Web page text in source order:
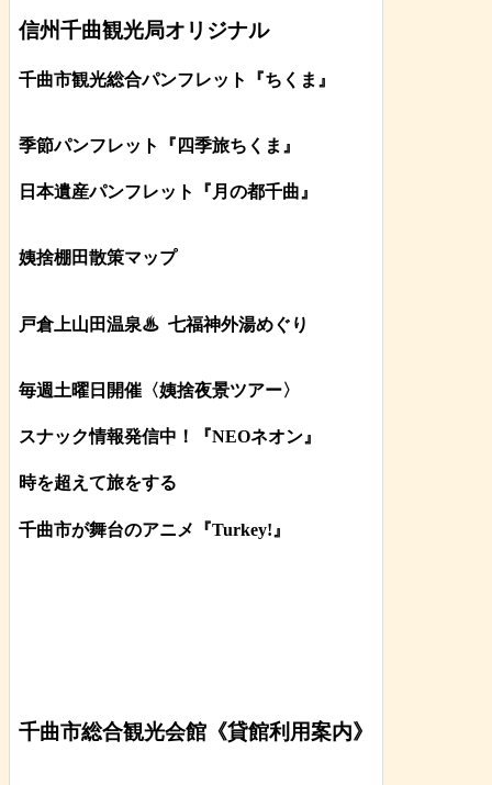
信州千曲観光局オリジナル
千曲市観光総合パンフレット 『ちくま 』
季節パンフレット『四季旅ちくま』
日本遺産パンフレット 『月の都千曲 』
姨捨棚田散策マップ
戸倉上山田温泉♨ 七福神外湯めぐり
毎週土曜日開催〈姨捨夜景ツアー〉
スナック情報発信中！『NEOネオン』
時を超えて旅をする
千曲市が舞台のアニメ『Turkey!』
千曲市総合観光会館《貸館利用案内》